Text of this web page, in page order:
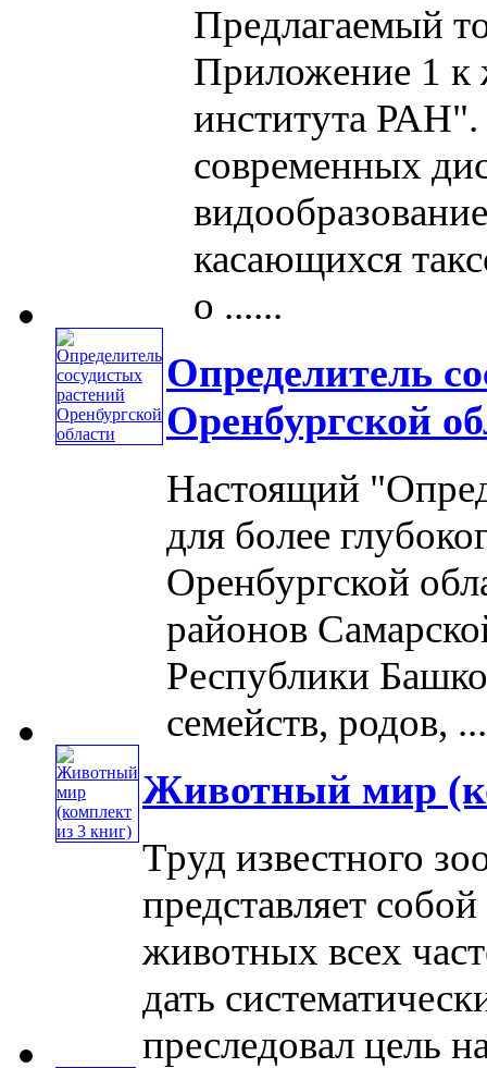
Предлагаемый
Приложение 1 к
института РАН".
современных
касающихся
о ......
Определитель
Оренбургской
Настоящий
для более
Оренбургской
районов
Республики
семейств, родов,
Животный мир
Труд известного
представляет
животных всех
дать
преследовал цель